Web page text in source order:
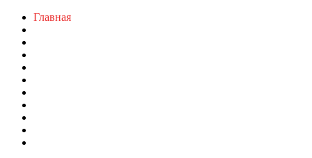
Главная